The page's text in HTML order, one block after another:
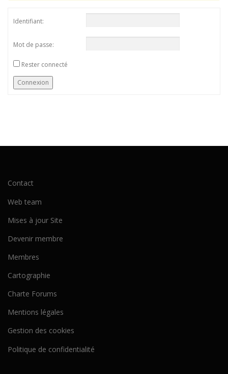
Identifiant:
Mot de passe:
Rester connecté
Connexion
Contact
Web team
Mises à jour Site
Devenir membre
Membres
Cartographie
Charte Forums
Mentions légales
Gestion des cookies
Politique de confidentialité